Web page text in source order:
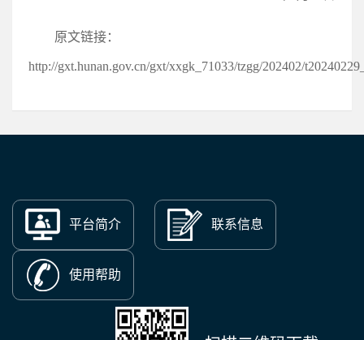
原文链接：
http://gxt.hunan.gov.cn/gxt/xxgk_71033/tzgg/202402/
平台简介 联系信息
使用帮助